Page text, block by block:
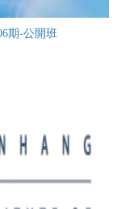
期-公開班